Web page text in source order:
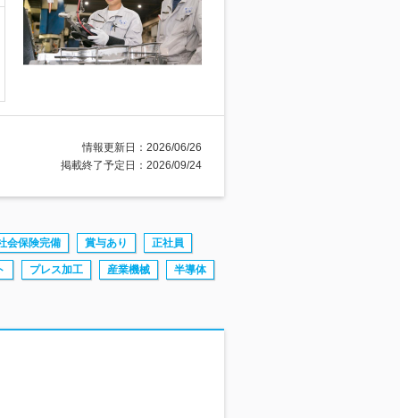
情報更新日：2026/06/26
掲載終了予定日：2026/09/24
会保険完備 賞与あり 正社員
プレス加工 産業機械 半導体